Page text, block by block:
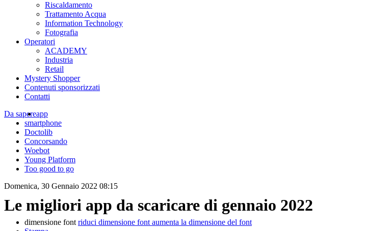
Riscaldamento
Trattamento Acqua
Information Technology
Fotografia
Operatori
ACADEMY
Industria
Retail
Mystery Shopper
Contenuti sponsorizzati
Contatti
Da sapereapp
smartphone
Doctolib
Concorsando
Woebot
Young Platform
Too good to go
Domenica, 30 Gennaio 2022 08:15
Le migliori app da scaricare di gennaio 2022
dimensione font riduci dimensione font aumenta la dimensione del font